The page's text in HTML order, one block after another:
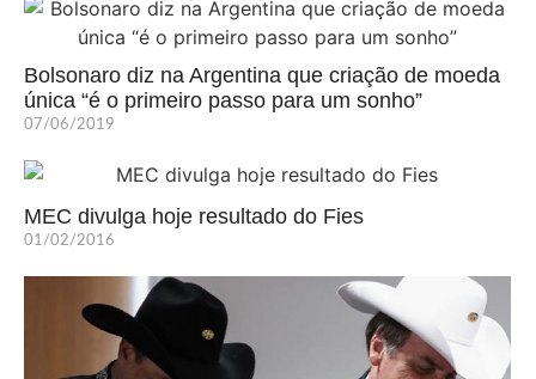
Bolsonaro diz na Argentina que criação de moeda
única “é o primeiro passo para um sonho”
07/06/2019
MEC divulga hoje resultado do Fies
01/02/2016